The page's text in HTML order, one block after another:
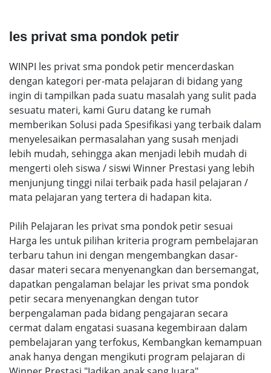
les privat sma pondok petir
WINPI les privat sma pondok petir mencerdaskan
dengan kategori per-mata pelajaran di bidang yang
ingin di tampilkan pada suatu masalah yang sulit pada
sesuatu materi, kami Guru datang ke rumah
memberikan Solusi pada Spesifikasi yang terbaik dalam
menyelesaikan permasalahan yang susah menjadi
lebih mudah, sehingga akan menjadi lebih mudah di
mengerti oleh siswa / siswi Winner Prestasi yang lebih
menjunjung tinggi nilai terbaik pada hasil pelajaran /
mata pelajaran yang tertera di hadapan kita.
Pilih Pelajaran les privat sma pondok petir sesuai
Harga les untuk pilihan kriteria program pembelajaran
terbaru tahun ini dengan mengembangkan dasar-
dasar materi secara menyenangkan dan bersemangat,
dapatkan pengalaman belajar les privat sma pondok
petir secara menyenangkan dengan tutor
berpengalaman pada bidang pengajaran secara
cermat dalam engatasi suasana kegembiraan dalam
pembelajaran yang terfokus, Kembangkan kemampuan
anak hanya dengan mengikuti program pelajaran di